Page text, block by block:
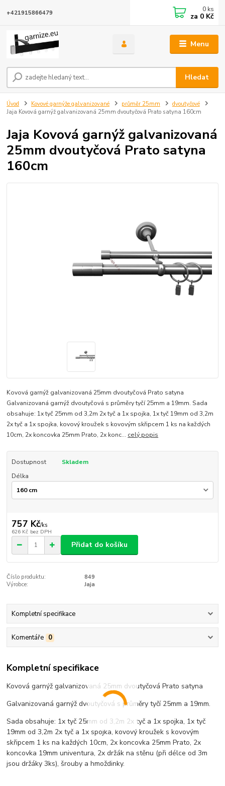
Menu
Hledat
+421915866479 0 ks
za 0 Kč
Úvod Kovové garnýže galvanizované průměr 25mm
dvoutyčové
Jaja Kovová garnýž galvanizovaná 25mm dvoutyčová Prato satyna 160cm
Jaja Kovová garnýž galvanizovaná
25mm dvoutyčová Prato satyna
160cm
Kovová garnýž galvanizovaná 25mm dvoutyčová Prato satyna
Galvanizovaná garnýž dvoutyčová s průměry tyčí 25mm a 19mm. Sada
obsahuje: 1x tyč 25mm od 3,2m 2x tyč a 1x spojka, 1x tyč 19mm od 3,2m
2x tyč a 1x spojka, kovový kroužek s kovovým skřipcem 1 ks na každých
10cm, 2x koncovka 25mm Prato, 2x konc... celý popis
Dostupnost
Skladem
Délka
757 Kč/ks
626 Kč bez DPH
Přidat do košíku
Číslo produktu:
849
Výrobce:
Jaja
Kompletní specifikace
Komentáře 0
Kompletní specifikace
Kovová garnýž galvanizovaná 25mm dvoutyčová Prato satyna
Galvanizovaná garnýž dvoutyčová s průměry tyčí 25mm a 19mm.
Sada obsahuje: 1x tyč 25mm od 3,2m 2x tyč a 1x spojka, 1x tyč
19mm od 3,2m 2x tyč a 1x spojka, kovový kroužek s kovovým
skřipcem 1 ks na každých 10cm, 2x koncovka 25mm Prato, 2x
koncovka 19mm univentura, 2x držák na stěnu (při délce od 3m
jsou držáky 3ks), šrouby a hmoždinky.